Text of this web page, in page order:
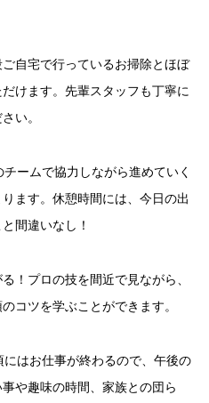
自宅で行っているお掃除とほぼ
けます。先輩スタッフも丁寧に
い。
ームで協力しながら進めていく
ます。休憩時間には、今日の出
間違いなし！
！プロの技を間近で見ながら、
コツを学ぶことができます。
にはお仕事が終わるので、午後の
や趣味の時間、家族との団ら